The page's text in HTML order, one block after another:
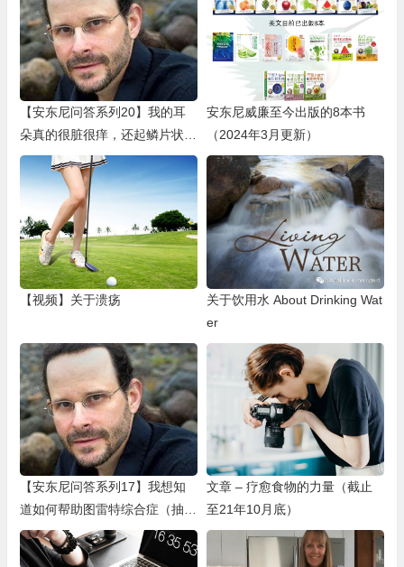
【安东尼问答系列20】我的耳
朵真的很脏很痒，还起鳞片状，
是什么原因呢？
安东尼威廉至今出版的8本书
（2024年3月更新）
【视频】关于溃疡
关于饮用水 About Drinking Wat
er
【安东尼问答系列17】我想知
道如何帮助图雷特综合症（抽动
秽语症，又叫做妥瑞氏）？
文章 – 疗愈食物的力量（截止
至21年10月底）